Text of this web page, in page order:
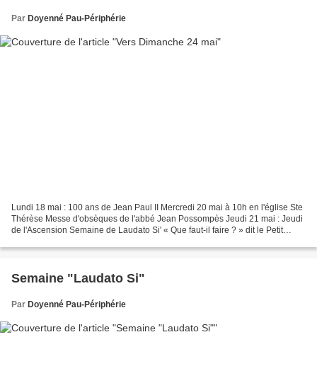
Par Doyenné Pau-Périphérie
Lundi 18 mai : 100 ans de Jean Paul II Mercredi 20 mai à 10h en l'église Ste
Thérèse Messe d'obsèques de l'abbé Jean Possompès Jeudi 21 mai : Jeudi
de l'Ascension Semaine de Laudato Si' « Que faut-il faire ? » dit le Petit
Semaine "Laudato Si"
Par Doyenné Pau-Périphérie